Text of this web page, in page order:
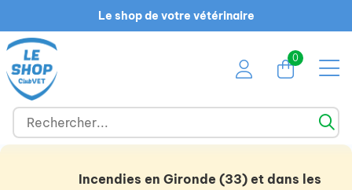
Le shop de votre vétérinaire
0
Incendies en Gironde (33) et dans les